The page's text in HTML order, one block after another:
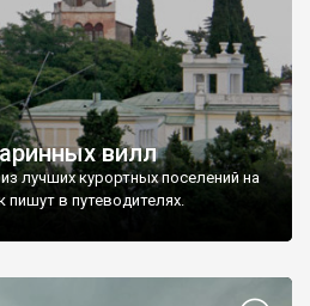
вилл
лучших курортных поселений на
в путеводителях.